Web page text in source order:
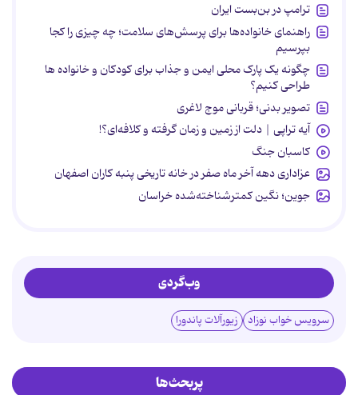
ترامپ در بن‌بست ایران
راهنمای خانواده‌ها برای پرسش‌های سلامت؛ چه چیزی را کجا
بپرسیم
چگونه یک پارک محلی ایمن و جذاب برای کودکان و خانواده ها
طراحی کنیم؟
تصویر بدنی؛ قربانی موج لاغری
آیه تراپی | دلت از زمین و زمان گرفته و کلافه‌ای؟!
کاسبان جنگ
عزاداری دهه آخر ماه صفر در خانه تاریخی پنبه کاران اصفهان
جوین؛ نگین کمترشناخته‌شده خراسان
وب‌گردی
سرویس خواب نوزاد زیورآلات پاندورا
پربحث‌ها